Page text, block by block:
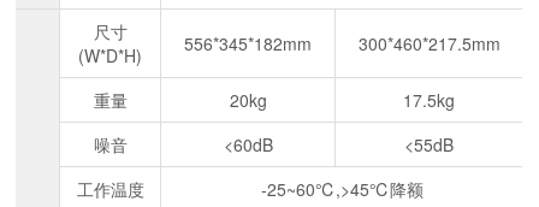
尺寸
(W*D*H)
556*345*182mm 300*460*217.5mm
重量 20kg
17.5kg
噪音
<60dB
<55dB
工作温度
-25~60℃,>45℃降额